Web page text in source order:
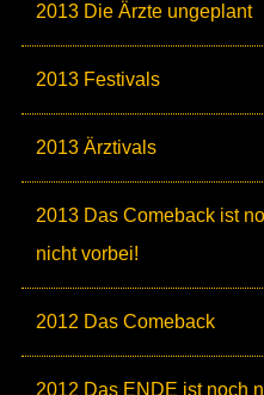
2013 Die Ärzte ungeplant
2013 Festivals
2013 Ärztivals
2013 Das Comeback ist
nicht vorbei!
2012 Das Comeback
2012 Das ENDE ist noch